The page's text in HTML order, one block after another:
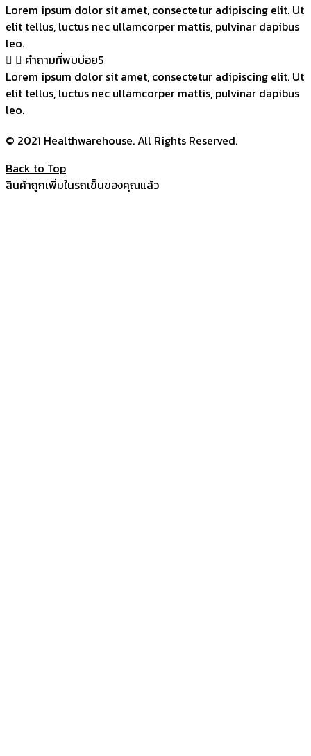
Lorem ipsum dolor sit amet, consectetur adipiscing elit. Ut
elit tellus, luctus nec ullamcorper mattis, pulvinar dapibus
leo.
คำถามที่พบบ่อย5
Lorem ipsum dolor sit amet, consectetur adipiscing elit. Ut
elit tellus, luctus nec ullamcorper mattis, pulvinar dapibus
leo.
© 2021 Healthwarehouse. All Rights Reserved.
Back to Top
สินค้าถูกเพิ่มในรถเข็นของคุณแล้ว